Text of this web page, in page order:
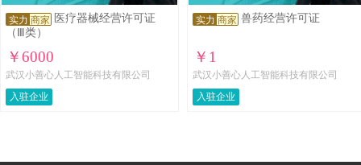
实力 商家
医疗器械经营许可证
（Ⅲ类）
￥6000
武汉小善心人工智能科技有限公司
入驻企业
实力 商家 兽药经营许可证
￥1
武汉小善心人工智能科技有限公司
入驻企业